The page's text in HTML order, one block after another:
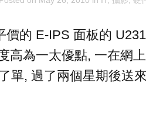
價的 E-IPS 面板的
高為一太優點, 一在網
單, 過了兩個星期後送